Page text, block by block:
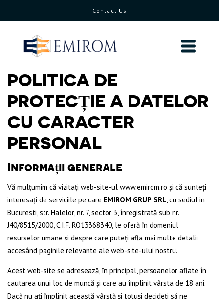
Contact Us
POLITICA DE
PROTECȚIE A DATELOR
CU CARACTER
PERSONAL
Informații generale
Vă mulțumim că vizitați web-site-ul www.emirom.ro și că sunteți
interesați de serviciile pe care EMIROM GRUP SRL, cu sediul in
Bucuresti, str. Halelor, nr. 7, sector 3, înregistrată sub nr.
J40/8515/2000, C.I.F. RO13368340, le oferă în domeniul
resurselor umane și despre care puteți afla mai multe detalii
accesând paginile relevante ale web-site-ului nostru.
Acest web-site se adresează, în principal, persoanelor aflate în
cautarea unui loc de muncă și care au împlinit vârsta de 18 ani.
Dacă nu ați împlinit această vârstă și totuși decideți să ne